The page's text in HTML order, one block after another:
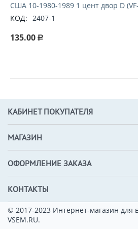
США 10-1980-1989 1 цент двор D
КОД: 2407-1
135.00 Р
КАБИНЕТ ПОКУПАТЕЛЯ
МАГАЗИН
ОФОРМЛЕНИЕ ЗАКАЗА
КОНТАКТЫ
© 2017-2023 Интернет-магазин для
VSEM.RU.